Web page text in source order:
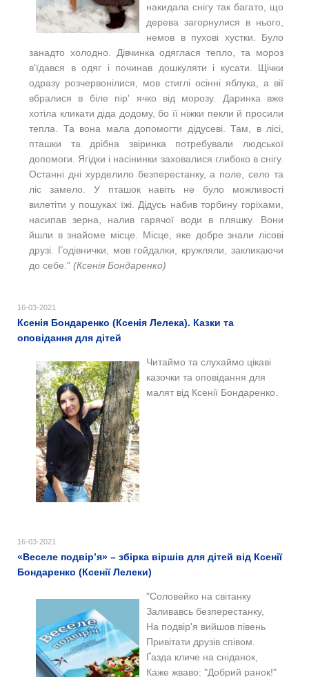
накидала снігу так багато, що
дерева загорнулися в нього,
немов в пухові хустки. Було
занадто холодно. Дівчинка одяглася тепло, та мороз
в'їдався в одяг і починав дошкуляти і кусати. Щічки
одразу розчервонілися, мов стиглі осінні яблука, а вії
вбралися в біле пір' ячко від морозу. Даринка вже
хотіла кликати діда додому, бо її ніжки пекли й просили
тепла. Та вона мала допомогти дідусеві. Там, в лісі,
пташки та дрібна звіринка потребували людської
допомоги. Ягідки і насінинки заховалися глибоко в снігу.
Останні дні хурделило безперестанку, а поле, село та
ліс замело. У пташок навіть не було можливості
вилетіти у пошуках їжі. Дідусь набив торбину горіхами,
насипав зерна, налив гарячої води в пляшку. Вони
йшли в знайоме місце. Місце, яке добре знали лісові
друзі. Годівнички, мов гойдалки, кружляли, закликаючи
до себе." (Ксенія Бондаренко)
16-03-2021
Ксенія Бондаренко (Ксенія Лелека). Казки та
оповідання для дітей
Читаймо та слухаймо цікаві
казочки та оповідання для
малят від Ксенії Бондаренко.
16-03-2021
«Веселе подвір’я» – збірка віршів для дітей від Ксенії
Бондаренко (Ксенії Лелеки)
"Соловейко на світанку
Заливавсь безперестанку,
На подвір'я вийшов півень
Привітати друзів співом.
Ґазда кличе на сніданок,
Каже жваво: "Добрий ранок!"